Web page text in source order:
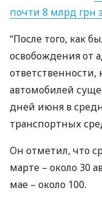
почти 8 млрд грн
“После того, как
освобождения от
автомобилей
дней июня в
транспортных
Он отметил, что
марте – около 30
мае – около 100.